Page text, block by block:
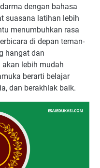
dengan bahasa
suasana latihan lebih
menumbuhkan rasa
di depan teman-
hangat dan
lebih mudah
berarti belajar
dan berakhlak baik.